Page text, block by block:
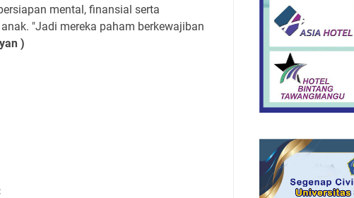
mental, finansial serta
"Jadi mereka paham berkewajiban
)